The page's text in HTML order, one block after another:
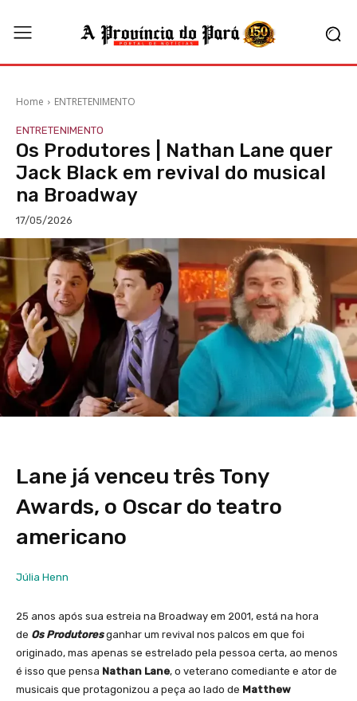
Home ENTRETENIMENTO
ENTRETENIMENTO
Os Produtores | Nathan Lane quer
Jack Black em revival do musical
na Broadway
17/05/2026
Lane já venceu três Tony
Awards, o Oscar do teatro
americano
Júlia Henn
25 anos após sua estreia na Broadway em 2001, está na hora
de Os Produtoresganhar um revival nos palcos em que foi
originado, mas apenas se estrelado pela pessoa certa, ao menos
é isso que pensa Nathan Lane, o veterano comediante e ator de
musicais que protagonizou a peça ao lado de Matthew